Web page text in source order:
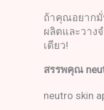
ถ้าคุณอยากมั่
ผลิตและวาง
เดียว!
สรรพคุณ
neutro skin